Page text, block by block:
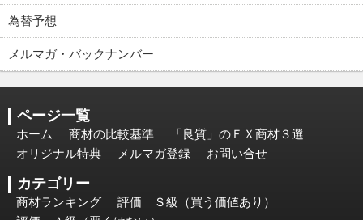
為替予想
メルマガ・バックナンバー
ページ一覧
ホーム 商材の比較基準
「良質」のＦＸ商材３選
オリジナル特典
メルマガ登録 お問い合せ
カテゴリー
商材ランキング
評価 Ｓ級（買う価値あり）